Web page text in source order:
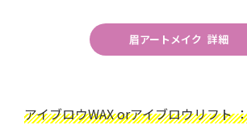
眉アートメイク 詳細
アイブロウWAX orアイブロウリフト